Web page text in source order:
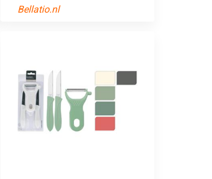
Bellatio.nl